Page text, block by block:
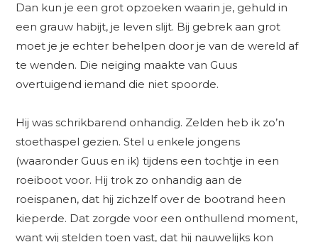
Dan kun je een grot opzoeken waarin je, gehuld in
een grauw habijt, je leven slijt. Bij gebrek aan grot
moet je je echter behelpen door je van de wereld af
te wenden. Die neiging maakte van Guus
overtuigend iemand die niet spoorde.
Hij was schrikbarend onhandig. Zelden heb ik zo’n
stoethaspel gezien. Stel u enkele jongens
(waaronder Guus en ik) tijdens een tochtje in een
roeiboot voor. Hij trok zo onhandig aan de
roeispanen, dat hij zichzelf over de bootrand heen
kieperde. Dat zorgde voor een onthullend moment,
want wij stelden toen vast, dat hij nauwelijks kon